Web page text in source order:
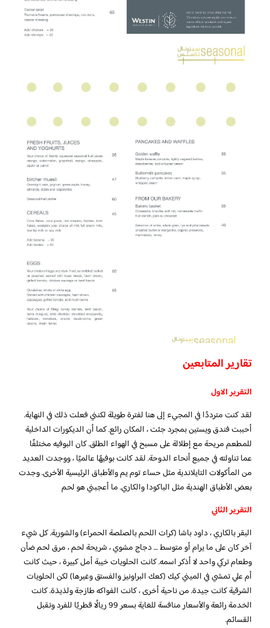
تقارير المتابعين
التقرير الاول
لقد كنت مترددًا في المجيء إلى هنا لفترة طويلة لكنني فعلت ذلك في النهاية.
أحببت فندق ويستين بمجرد جئت ، المكان رائع. كما أن الديكورات الداخلية
للمطعم مريحة مع إطلالة على مسبح في الهواء الطلق. كان البوفيه مختلفًا
عما تناولته في جميع أنحاء الدوحة. لقد كانت بوفيهًا عالميًا ، ووجدت العديد
من المأكولات التايلاندية مثل حساء توم يم والأطباق الرئيسية الأخرى. وجدت
بعض الأطباق الهندية مثل الباكودا والكاري. ما أعجبني هو لحم
التقرير الثاني
البقر بالكاري ، داود باشا (كرات اللحم بالصلصة الحمراء) والشوربة. كل شيء
آخر كان على ما يرام أو متوسط ​​… دجاج مشوي ، شريحة لحم ، مرق لحم ضأن
وطعام تركي واحد لا أذكر اسمه. كانت الحلويات خيبة أمل كبيرة ، حيث كانت
أم علي تمشي في الميني كيك (كعك البراونيز والفستق وغيرها) لكن الحلويات
الشرقية كانت جيدة. من ناحية أخرى ، كانت الفواكه طازجة ولذيذة. كانت
الخدمة رائعة والأسعار منافسة للغاية بسعر 99 ريالًا قطريًا للفرد وتقبل
القسائم.